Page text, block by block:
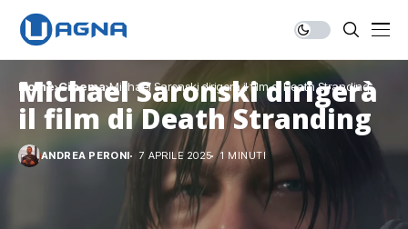
Home Cinema Michael Saronski dirigerà il film di Death Stranding
Michael Saronski dirigerà
il film di Death Stranding
ANDREA PERONI 7 APRILE 2025 1 MINUTI